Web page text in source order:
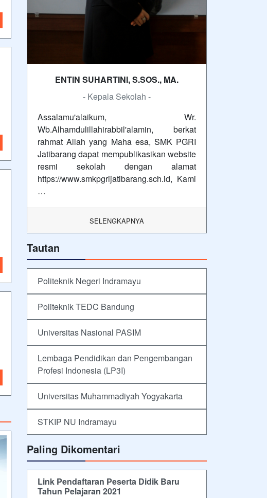
ENTIN SUHARTINI, S.SOS., MA.
- Kepala Sekolah -
Assalamu'alaikum, Wr.
Wb.Alhamdulillahirabbil'alamin, berkat
rahmat Allah yang Maha esa, SMK PGRI
Jatibarang dapat mempublikasikan website
resmi sekolah dengan alamat
https://www.smkpgrijatibarang.sch.id, Kami
…
SELENGKAPNYA
Tautan
Politeknik Negeri Indramayu
Politeknik TEDC Bandung
Universitas Nasional PASIM
Lembaga Pendidikan dan Pengembangan
Profesi Indonesia (LP3I)
Universitas Muhammadiyah Yogyakarta
STKIP NU Indramayu
Paling Dikomentari
Link Pendaftaran Peserta Didik Baru
Tahun Pelajaran 2021